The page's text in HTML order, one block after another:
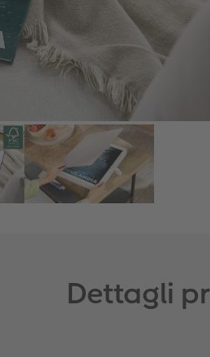
Dettagli